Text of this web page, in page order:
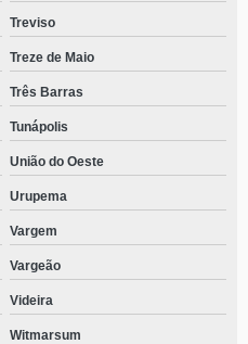
Treviso
Treze de Maio
Três Barras
Tunápolis
União do Oeste
Urupema
Vargem
Vargeão
Videira
Witmarsum